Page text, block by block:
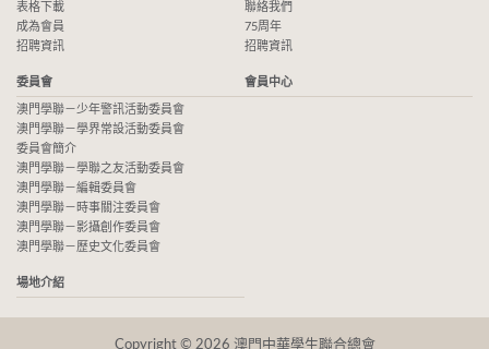
表格下載
成為會員
招聘資訊
聯絡我們
75周年
招聘資訊
委員會
澳門學聯－少年警訊活動委員會
澳門學聯－學界常設活動委員會
委員會簡介
澳門學聯－學聯之友活動委員會
澳門學聯－編輯委員會
澳門學聯－時事關注委員會
澳門學聯－影攝創作委員會
澳門學聯－歷史文化委員會
會員中心
場地介紹
Copyright © 2026 澳門中華學生聯合總會